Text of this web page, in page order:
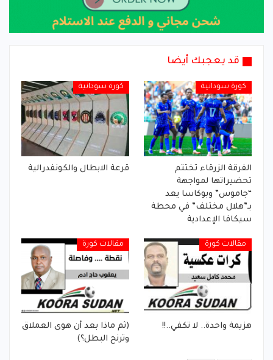
قد يعجبك أيضا
كورة سودانية
الفرقة الزرقاء تختتم
تحضيراتها لمواجهة
“جاموس” وبوكاسا يعد
بـ”هلال مختلف” في محطة
سيكافا الإعدادية
كورة سودانية
قرعة الابطال والكونفدرالية
مقالات كورة
هزيمة واحدة.. لا تكفي..!!
مقالات كورة
(ثم ماذا بعد أن هوى العملاق
وترنح البطل؟)